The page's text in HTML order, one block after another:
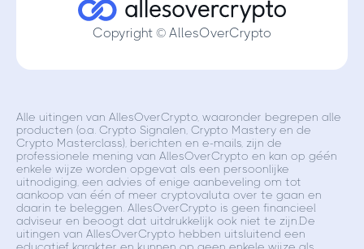
Copyright © AllesOverCrypto
Alle uitingen van AllesOverCrypto, waaronder begrepen alle
producten (o.a. Crypto Signalen, Crypto Mastery en de
Crypto Masterclass), berichten en e-mails, zijn de
professionele mening van AllesOverCrypto en kan op géén
enkele wijze worden opgevat als een persoonlijke
uitnodiging, een advies of enige aanbeveling om tot
aankoop van één of meer cryptovaluta over te gaan en
daarin te beleggen. AllesOverCrypto is geen financieel
adviseur en beoogt dat uitdrukkelijk ook niet te zijn.De
uitingen van AllesOverCrypto hebben uitsluitend een
educatief karakter en kunnen op geen enkele wijze als